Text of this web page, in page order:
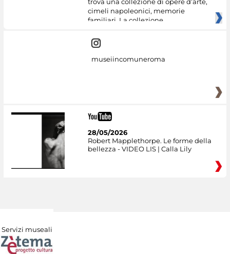
cimeli napoleonici, memorie
familiari. La collezione
museiincomuneroma
28/05/2026
Robert Mapplethorpe. Le forme della
bellezza - VIDEO LIS | Calla Lily
Servizi museali